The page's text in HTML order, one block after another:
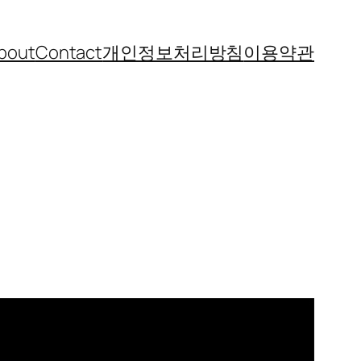
Contact개인정보처리방침이용약관